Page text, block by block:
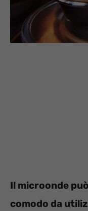
Il microonde
comodo da